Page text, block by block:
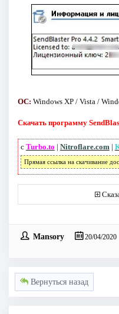
ОС: Windows XP / Vista /
Скачать программу
с Turbo.to | Nitroflare.com |
Прямая ссылка на скачивание
Mansory 20/04/2020
Вернуться назад